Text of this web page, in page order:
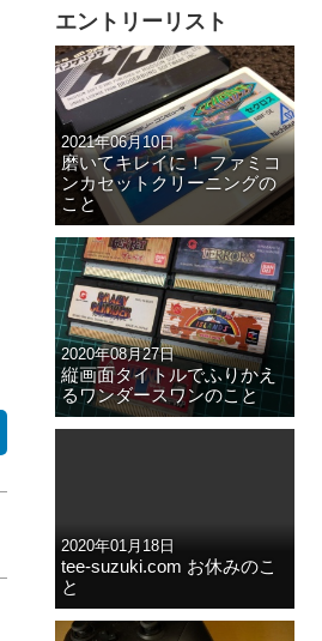
の
リ
ン
ク
エントリーリスト
2021年06月10日
磨いてキレイに！ ファミコ
ンカセットクリーニングの
こと
2020年08月27日
縦画面タイトルでふりかえ
るワンダースワンのこと
2020年01月18日
tee-suzuki.com お休みのこ
と